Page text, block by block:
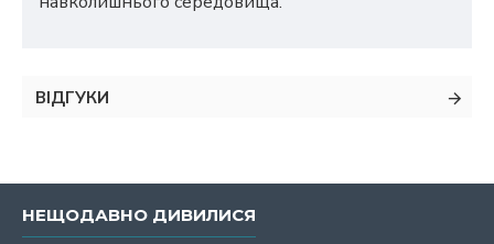
ВІДГУКИ
НЕЩОДАВНО ДИВИЛИСЯ